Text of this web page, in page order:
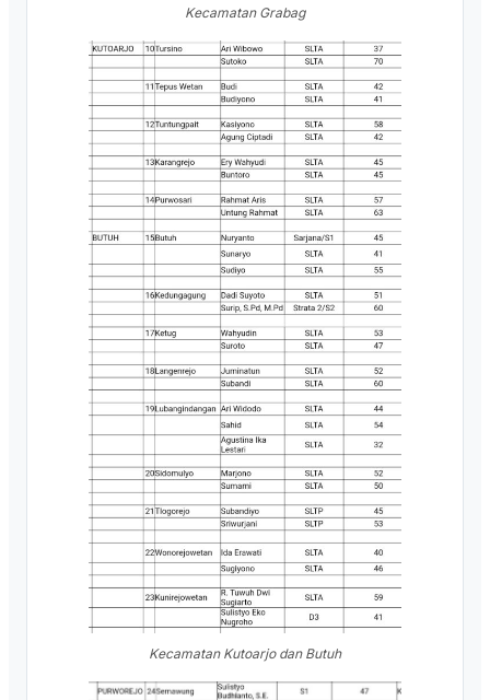
Kecamatan Grabag
Kecamatan Kutoarjo dan Butuh